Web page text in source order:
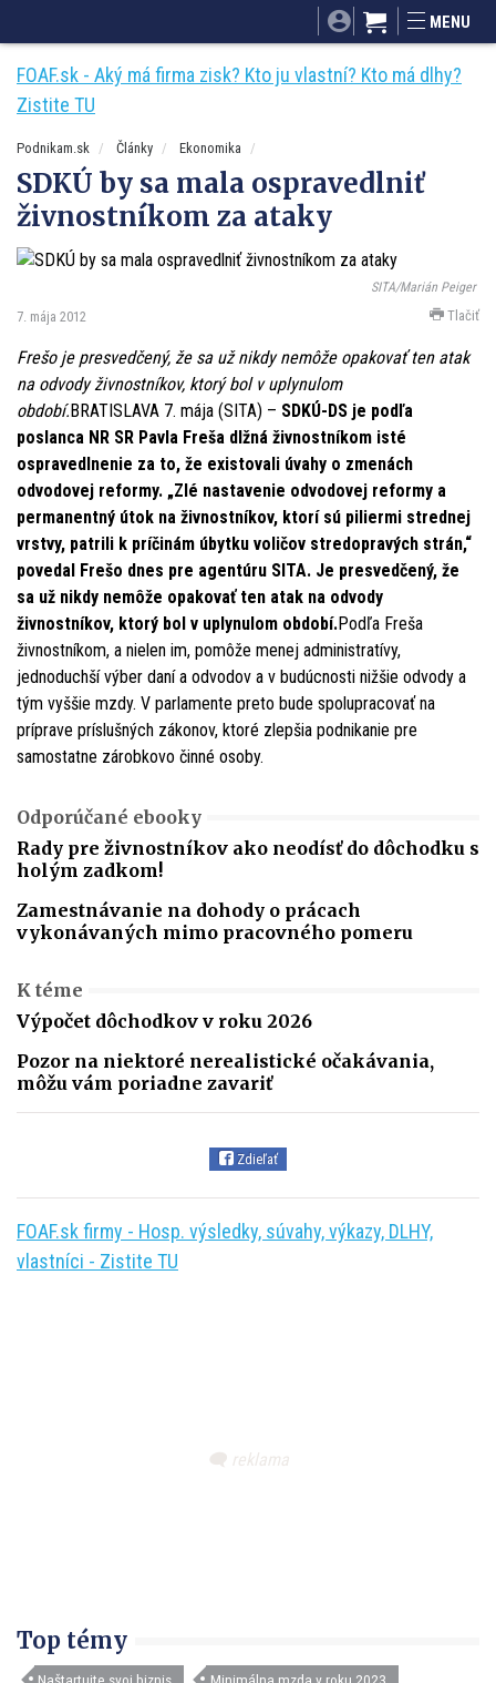
Mnamky-recepty.sk
MENU
FOAF.sk - Aký má firma zisk? Kto ju vlastní? Kto má dlhy?
Zistite TU
Podnikam.sk Články Ekonomika
SDKÚ by sa mala ospravedlniť
živnostníkom za ataky
SITA/Marián Peiger
7. mája 2012 Tlačiť
Frešo je presvedčený, že sa už nikdy nemôže opakovať ten atak
na odvody živnostníkov, ktorý bol v uplynulom
období.BRATISLAVA 7. mája (SITA) – SDKÚ-DS je podľa
poslanca NR SR Pavla Freša dlžná živnostníkom isté
ospravedlnenie za to, že existovali úvahy o zmenách
odvodovej reformy. „Zlé nastavenie odvodovej reformy a
permanentný útok na živnostníkov, ktorí sú piliermi strednej
vrstvy, patrili k príčinám úbytku voličov stredopravých strán,“
povedal Frešo dnes pre agentúru SITA. Je presvedčený, že
sa už nikdy nemôže opakovať ten atak na odvody
živnostníkov, ktorý bol v uplynulom období.Podľa Freša
živnostníkom, a nielen im, pomôže menej administratívy,
jednoduchší výber daní a odvodov a v budúcnosti nižšie odvody a
tým vyššie mzdy. V parlamente preto bude spolupracovať na
príprave príslušných zákonov, ktoré zlepšia podnikanie pre
samostatne zárobkovo činné osoby.
Odporúčané ebooky
Rady pre živnostníkov ako neodísť do dôchodku s
holým zadkom!
Zamestnávanie na dohody o prácach
vykonávaných mimo pracovného pomeru
K téme
Výpočet dôchodkov v roku 2026
Pozor na niektoré nerealistické očakávania,
môžu vám poriadne zavariť
Zdieľať
FOAF.sk firmy - Hosp. výsledky, súvahy, výkazy, DLHY,
vlastníci - Zistite TU
Top témy
Naštartujte svoj biznis Minimálna mzda v roku 2023